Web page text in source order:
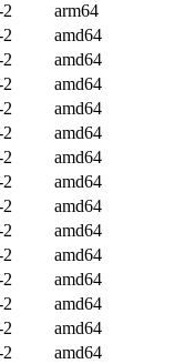
arm64
amd64
amd64
amd64
amd64
amd64
amd64
amd64
amd64
amd64
amd64
amd64
amd64
amd64
amd64